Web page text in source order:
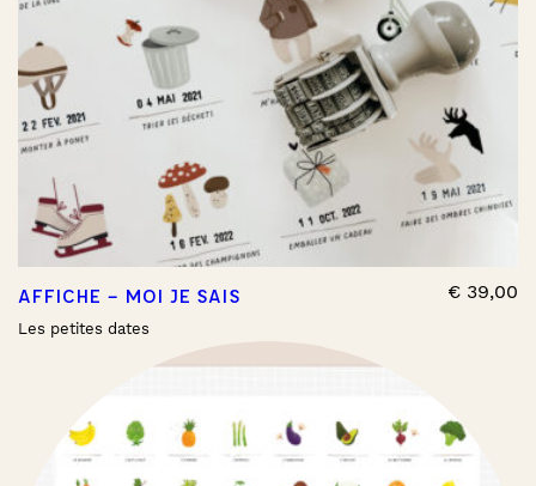
AFFICHE – MOI JE SAIS
Les petites dates
€ 39,00